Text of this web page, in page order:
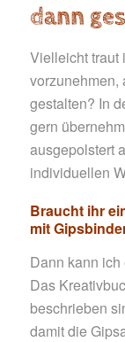
dann
Vielleicht traut
vorzunehmen,
gestalten? In
gern
ausgepolstert
individuellen
Braucht ihr
mit
Dann kann
Das
beschrieben
damit die